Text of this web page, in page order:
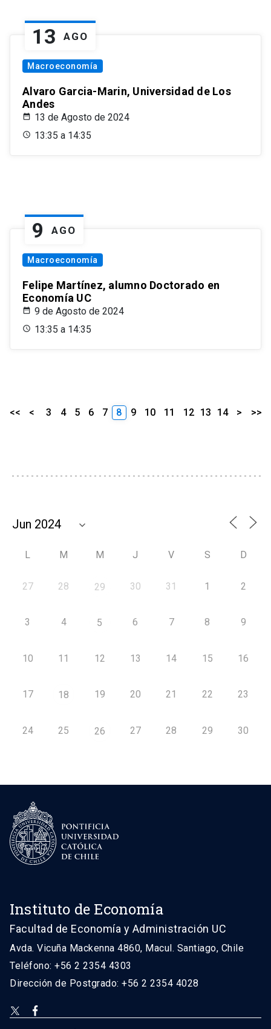
13 AGO
Macroeconomía
Alvaro Garcia-Marin, Universidad de Los
Andes
13 de Agosto de 2024
13:35 a 14:35
9 AGO
Macroeconomía
Felipe Martínez, alumno Doctorado en
Economía UC
9 de Agosto de 2024
13:35 a 14:35
<< < 3 4 5 6 7 8 9 10 11 12 13 14 > >>
L M M J V S D
27 28 29 30 31 1 2
3 4 5 6 7 8 9
10 11 12 13 14 15 16
17 18 19 20 21 22 23
24 25 26 27 28 29 30
Instituto de Economía
Facultad de Economía y Administración UC
Avda. Vicuña Mackenna 4860, Macul. Santiago, Chile
Teléfono: +56 2 2354 4303
Dirección de Postgrado: +56 2 2354 4028